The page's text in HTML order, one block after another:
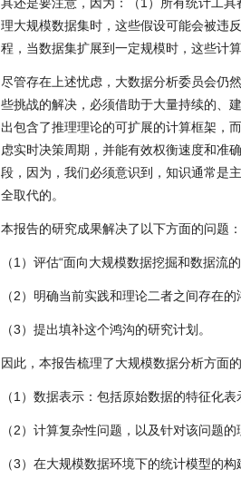
具还是要注意，因为：（1）所有统计工
理大规模数据集时，这些假设可能会被违
程，当数据集扩展到一定规模时，这些计
尽管存在上述忧虑，大数据分析委员会仍
些挑战的解决，必须借助于大量持续的、
出包含了推理理论的可扩展的计算框架，
虑实时决策周期，并能有效权衡速度和准
段，因为，我们必须意识到，知识通常是
全取代的。
本报告的研究成果解决了以下方面的问题：
（1）评估“面向大规模数据挖掘和数据流
（2）明确当前实践和理论二者之间存在的
（3）提出填补这个鸿沟的研究计划。
因此，本报告梳理了大规模数据分析方面
（1）数据表示：包括原始数据的特征化
（2）计算复杂性问题，以及针对该问题
（3）在大规模数据环境下的统计模型的构